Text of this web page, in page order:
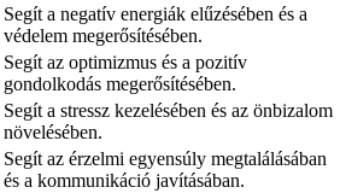
Segít a negatív energiák elűzésében és a
védelem megerősítésében.
Segít az optimizmus és a pozitív
gondolkodás megerősítésében.
Segít a stressz kezelésében és az önbizalom
növelésében.
Segít az érzelmi egyensúly megtalálásában
és a kommunikáció javításában.